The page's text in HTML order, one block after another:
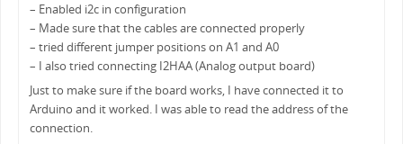
– Enabled i2c in configuration
– Made sure that the cables are connected properly
– tried different jumper positions on A1 and A0
– I also tried connecting I2HAA (Analog output board)
Just to make sure if the board works, I have connected it to
Arduino and it worked. I was able to read the address of the
connection.